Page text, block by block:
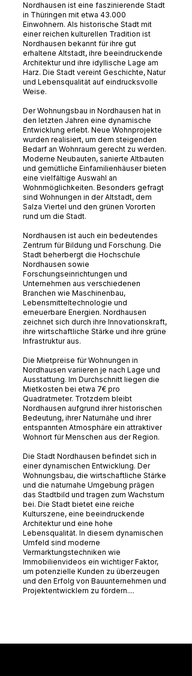
Nordhausen ist eine faszinierende Stadt
in Thüringen mit etwa 43.000
Einwohnern. Als historische Stadt mit
einer reichen kulturellen Tradition ist
Nordhausen bekannt für ihre gut
erhaltene Altstadt, ihre beeindruckende
Architektur und ihre idyllische Lage am
Harz. Die Stadt vereint Geschichte, Natur
und Lebensqualität auf eindrucksvolle
Weise.
Der Wohnungsbau in Nordhausen hat in
den letzten Jahren eine dynamische
Entwicklung erlebt. Neue Wohnprojekte
wurden realisiert, um dem steigenden
Bedarf an Wohnraum gerecht zu werden.
Moderne Neubauten, sanierte Altbauten
und gemütliche Einfamilienhäuser bieten
eine vielfältige Auswahl an
Wohnmöglichkeiten. Besonders gefragt
sind Wohnungen in der Altstadt, dem
Salza Viertel und den grünen Vororten
rund um die Stadt.
Nordhausen ist auch ein bedeutendes
Zentrum für Bildung und Forschung. Die
Stadt beherbergt die Hochschule
Nordhausen sowie
Forschungseinrichtungen und
Unternehmen aus verschiedenen
Branchen wie Maschinenbau,
Lebensmitteltechnologie und
erneuerbare Energien. Nordhausen
zeichnet sich durch ihre Innovationskraft,
ihre wirtschaftliche Stärke und ihre grüne
Infrastruktur aus.
Die Mietpreise für Wohnungen in
Nordhausen variieren je nach Lage und
Ausstattung. Im Durchschnitt liegen die
Mietkosten bei etwa 7€ pro
Quadratmeter. Trotzdem bleibt
Nordhausen aufgrund ihrer historischen
Bedeutung, ihrer Naturnähe und ihrer
entspannten Atmosphäre ein attraktiver
Wohnort für Menschen aus der Region.
Die Stadt Nordhausen befindet sich in
einer dynamischen Entwicklung. Der
Wohnungsbau, die wirtschaftliche Stärke
und die naturnahe Umgebung prägen
das Stadtbild und tragen zum Wachstum
bei. Die Stadt bietet eine reiche
Kulturszene, eine beeindruckende
Architektur und eine hohe
Lebensqualität. In diesem dynamischen
Umfeld sind moderne
Vermarktungstechniken wie
Immobilienvideos ein wichtiger Faktor,
um potenzielle Kunden zu überzeugen
und den Erfolg von Bauunternehmen und
Projektentwicklern zu fördern....